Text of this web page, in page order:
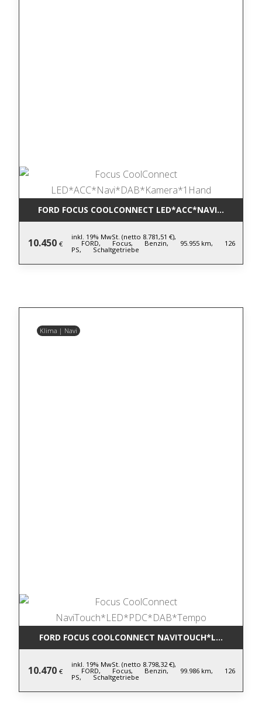
FORD FOCUS COOLCONNECT
10.450 €
inkl. 19% MwSt. (netto 8.781,51 €),
FORD, Focus, Benzin, 95.955 km, 126
PS, Schaltgetriebe
Klima | Navi
FORD FOCUS COOLCONNECT
10.470 €
inkl. 19% MwSt. (netto 8.798,32 €),
FORD, Focus, Benzin, 99.986 km, 126
PS, Schaltgetriebe